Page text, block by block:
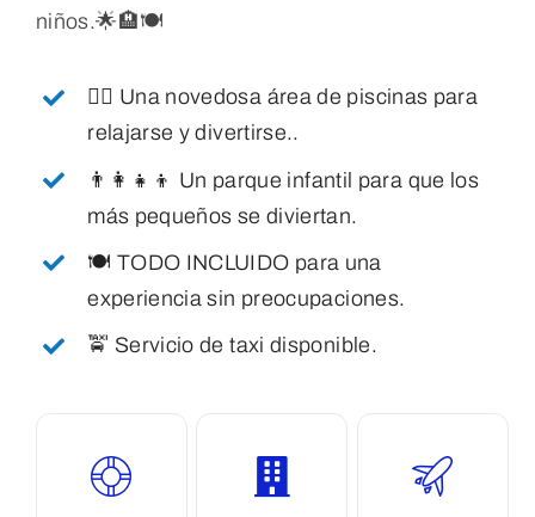
niños.🌟🏨🍽️
🏊‍♂️ Una novedosa área de piscinas para
relajarse y divertirse..
👨‍👩‍👧‍👦 Un parque infantil para que los
más pequeños se diviertan.
🍽️ TODO INCLUIDO para una
experiencia sin preocupaciones.
🚖 Servicio de taxi disponible.